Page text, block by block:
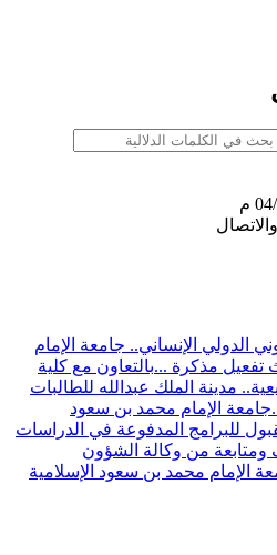
م
الدولي الإنساني.. جامعة الإمام
تفعيل مذكرة ...بالتعاون مع كلية
مدينة الملك عبدالله للطالبات
جامعة الإمام محمد بن سعود
للبرامج المدفوعة في الدراسات
ومتابعة من وكالة الشؤون
الإمام محمد بن سعود الإسلامية